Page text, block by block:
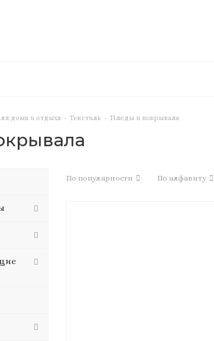
дома и отдыха - Текстиль - Пледы и покрывала
По популярности По алфавиту